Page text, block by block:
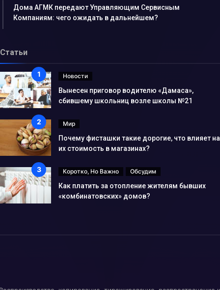
Дома АГМК передают Управляющим Сервисным
Компаниям: чего ожидать в дальнейшем?
Статьи
Новости
Вынесен приговор водителю «Дамаса»,
сбившему школьниц возле школы №21
Мир
Почему фисташки такие дорогие, что влияет на
их стоимость в магазинах?
Коротко, Но Важно Обсудим
Как платить за отопление жителям бывших
«комбинатовских» домов?